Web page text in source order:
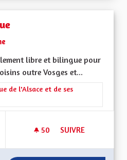
libre et bilingue pour
outre Vosges et...
catégorie : L'attractivité
de l'Alsace et de ses
50 50 ABONNÉS
SUIVRE